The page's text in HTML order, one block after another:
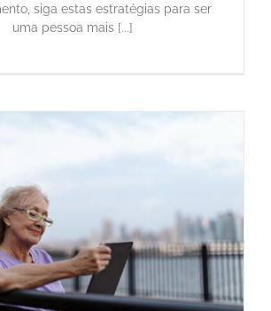
siga estas estratégias para ser
uma pessoa mais [...]